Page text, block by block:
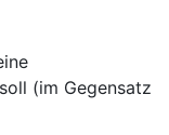
(im Gegensatz